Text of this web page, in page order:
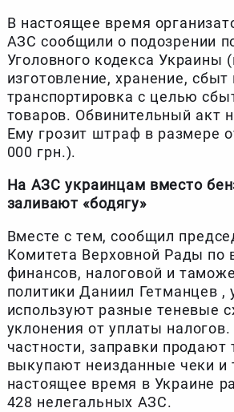
В настоящее время
АЗС сообщили о подозрении
Уголовного кодекса Украины
изготовление, хранение, сбыт
транспортировка с целью
товаров. Обвинительный акт
Ему грозит штраф в размере
000 грн.).
На АЗС украинцам вместо
заливают «бодягу»
Вместе с тем, сообщил
Комитета Верховной Рады по
финансов, налоговой и
политики Даниил Гетманцев ,
используют разные теневые
уклонения от уплаты налогов.
частности, заправки продают
выкупают неизданные чеки и
настоящее время в Украине
428 нелегальных АЗС.